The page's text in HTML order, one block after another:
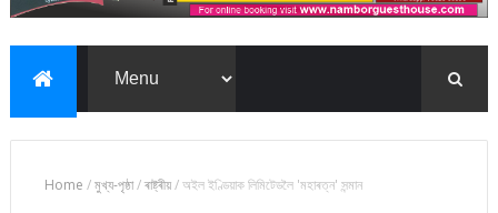
Home /মুখ্য-পৃষ্ঠা/ৰাষ্ট্ৰীয়/অইল ইণ্ডিয়াক লিমিটেডলৈ 'মহাৰত্ন' সন্মান